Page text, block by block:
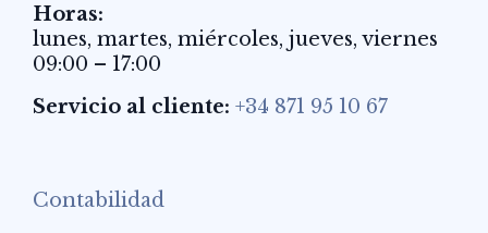
Horas:
lunes, martes, miércoles, jueves, viernes
09:00 – 17:00
Servicio al cliente: +34 871 95 10 67
Contabilidad